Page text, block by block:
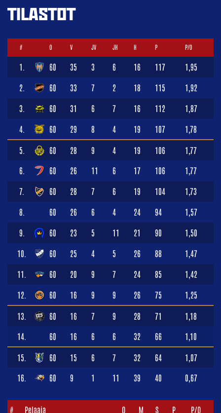
TILASTOT
# O V JV JH H P P/O
1. 60 35 3 6 16 117 1,95
2. 60 33 7 2 18 115 1,92
3. 60 31 6 7 16 112 1,87
4. 60 29 8 4 19 107 1,78
5. 60 28 9 4 19 106 1,77
6. 60 26 11 6 17 106 1,77
7. 60 28 7 6 19 104 1,73
8. 60 26 6 4 24 94 1,57
9. 60 23 5 11 21 90 1,50
10. 60 25 4 5 26 88 1,47
11. 60 20 9 7 24 85 1,42
12. 60 16 9 9 26 75 1,25
13. 60 16 7 9 28 71 1,18
14. 60 16 6 6 32 66 1,10
15. 60 15 6 7 32 64 1,07
16. 60 9 1 11 39 40 0,67
# Pelaaja O M S P P/O